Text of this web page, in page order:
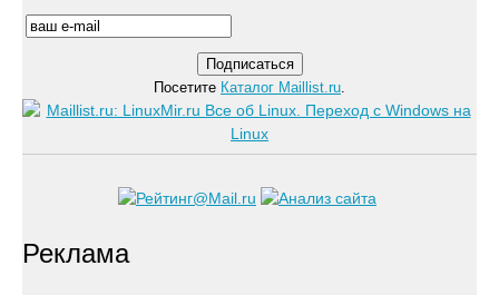
Посетите Каталог Maillist.ru.
Реклама